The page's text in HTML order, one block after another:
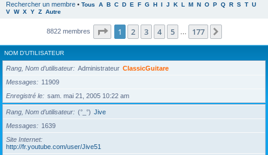
Rechercher un membre • Tous A B C D E F G H I J K L M N O P Q R S T U
V W X Y Z Autre
8822 membres Page 1sur177
1 2 3 4 5 177
NOM D’UTILISATEUR
Rang, Nom d’utilisateur Administrateur ClassicGuitare
Messages
11909
Enregistré le
sam. mai 21, 2005 10:22 am
Rang, Nom d’utilisateur (°_°) Jive
Messages
1639
Site Internet
http://fr.youtube.com/user/Jive51